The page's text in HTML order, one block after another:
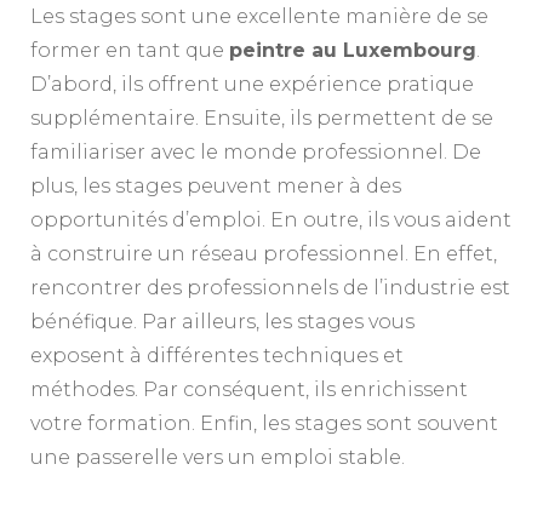
Les stages sont une excellente manière de se
former en tant que peintre au Luxembourg.
D’abord, ils offrent une expérience pratique
supplémentaire. Ensuite, ils permettent de se
familiariser avec le monde professionnel. De
plus, les stages peuvent mener à des
opportunités d’emploi. En outre, ils vous aident
à construire un réseau professionnel. En effet,
rencontrer des professionnels de l’industrie est
bénéfique. Par ailleurs, les stages vous
exposent à différentes techniques et
méthodes. Par conséquent, ils enrichissent
votre formation. Enfin, les stages sont souvent
une passerelle vers un emploi stable.